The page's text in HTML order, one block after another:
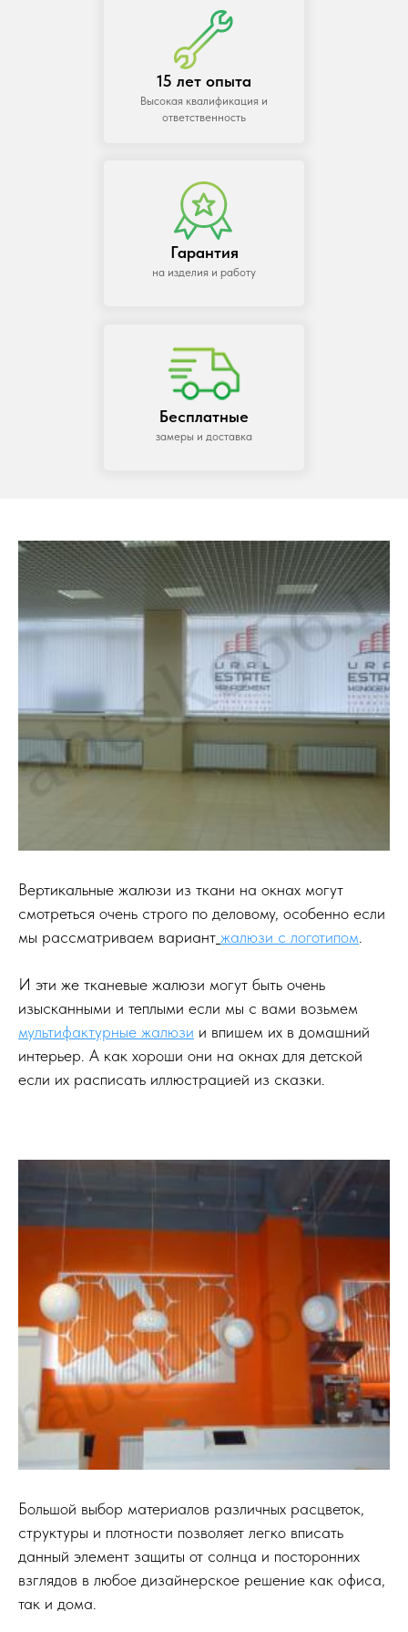
Высокая квалификация и
ответственность
на изделия и работу
15 лет опыта
Гарантия
замеры и доставка
Бесплатные
Вертикальные жалюзи из ткани на окнах могут
смотреться очень строго по деловому, особенно если
мы рассматриваем вариант жалюзи с логотипом
И эти же тканевые жалюзи могут быть очень
изысканными и теплыми если мы с вами возьмем
мультифактурные жалюзи и впишем их в домашний
интерьер. А как хороши они на окнах для детской
если их расписать иллюстрацией из сказки.
Большой выбор материалов различных расцветок,
структуры и плотности позволяет легко вписать
данный элемент защиты от солнца и посторонних
взглядов в любое дизайнерское решение как офиса,
так и дома.